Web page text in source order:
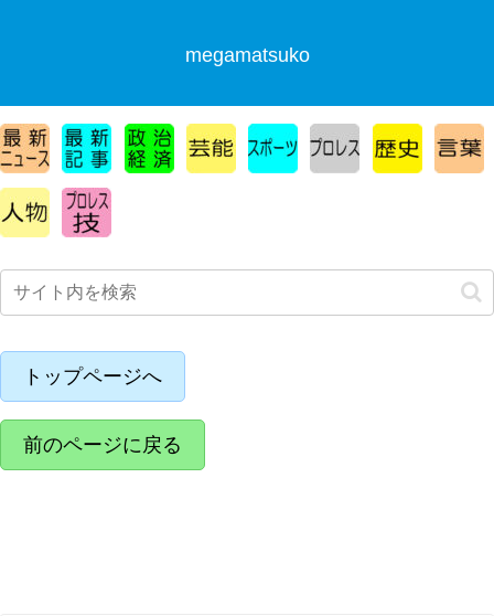
megamatsuko
トップページへ
前のページに戻る